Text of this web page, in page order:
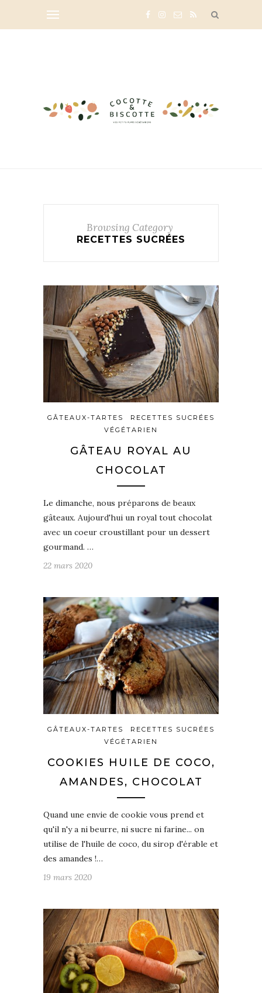
Browsing Category
RECETTES SUCRÉES
GÂTEAUX-TARTES
RECETTES SUCRÉES
VÉGÉTARIEN
GÂTEAU ROYAL AU
CHOCOLAT
Le dimanche, nous préparons de beaux
gâteaux. Aujourd'hui un royal tout chocolat
avec un coeur croustillant pour un dessert
gourmand. …
22 mars 2020
GÂTEAUX-TARTES
RECETTES SUCRÉES
VÉGÉTARIEN
COOKIES HUILE DE COCO,
AMANDES, CHOCOLAT
Quand une envie de cookie vous prend et
qu'il n'y a ni beurre, ni sucre ni farine... on
utilise de l'huile de coco, du sirop d'érable et
des amandes !…
19 mars 2020